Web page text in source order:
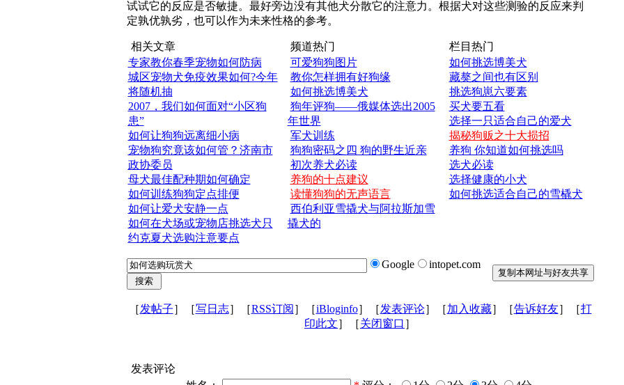
试试它的反应是否敏捷。最好旁边没有其他犬分散它的注意力。根据犬对这些测验的反应来判
定孰优孰劣，也可以作为未来性格的参考。
相关文章
专家教你春季宠物如何防病
城区宠物犬免疫效果如何?今年
将随机抽
2007，我们如何面对“小区狗
患”
如何让狗狗远离细小病
宠物狗究竟该如何管？济南市
政协委员
母犬最佳配种期如何确定
如何训练狗狗定点排便
如何让爱犬安静一点
如何在犬场或宠物店挑选犬只
约克夏犬选购注意要点
频道热门
可爱狗狗图片
教你怎样拥有好狗缘
如何挑选博美犬
狗年评狗——俄媒体选出2005
年世界
军犬训练
狗狗密码之四 狗的野生近亲
初次养犬必读
养狗的十点建议
读懂狗狗的无声语言
西伯利亚雪撬犬与阿拉斯加雪
撬犬的
栏目热门
如何挑选博美犬
藏獒之间也有区别
挑选狗崽六要素
买犬要五看
选择一只适合自己的爱犬
揭秘狗贩之十大损招
养狗 你知道如何挑选吗
选犬必读
选择健康的小犬
如何挑选适合自己的雪橇犬
Google intopet.com
［发帖子］［写日志］［RSS订阅 ］［iBloginfo］［发表评论］［加入收藏］［告诉好友］［打
印此文］［关闭窗口 ］
发表评论